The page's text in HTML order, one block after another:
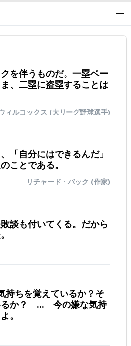
を伴うものだ。一塁ベー
、二塁に盗塁することは
ィルコックス (大リーグ野球選手)
「自分にはできるんだ」
ことである。
リチャード・バック (作家)
談も付いてくる。だから
持ちを覚えているか？そ
るか？ … 今の嫌な気持
。